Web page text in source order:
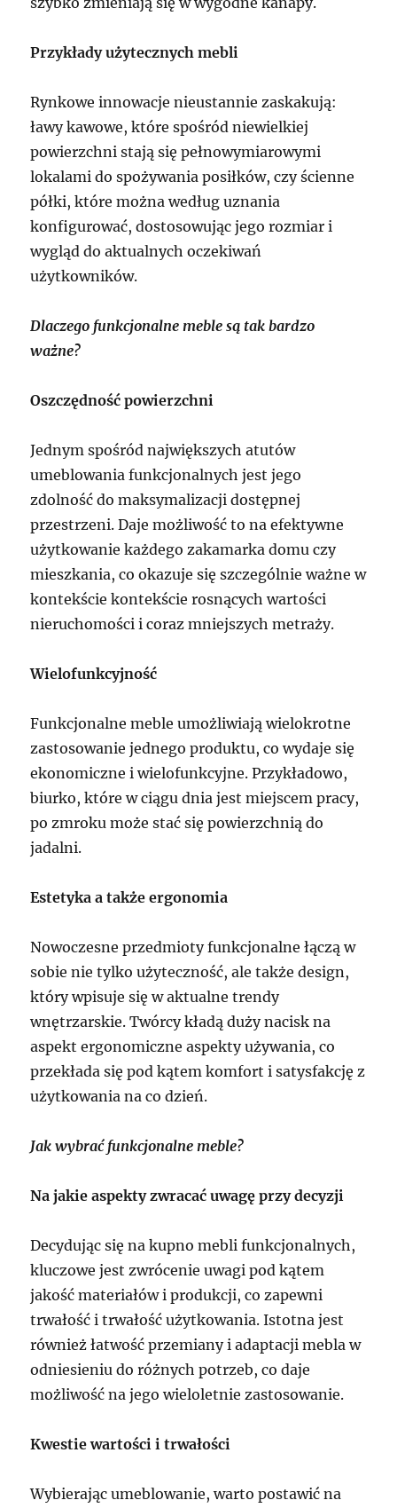
Przykłady użytecznych mebli
Rynkowe innowacje nieustannie zaskakują:
ławy kawowe, które spośród niewielkiej
powierzchni stają się pełnowymiarowymi
lokalami do spożywania posiłków, czy ścienne
półki, które można według uznania
konfigurować, dostosowując jego rozmiar i
wygląd do aktualnych oczekiwań
użytkowników.
Dlaczego funkcjonalne meble są tak bardzo
ważne?
Oszczędność powierzchni
Jednym spośród największych atutów
umeblowania funkcjonalnych jest jego
zdolność do maksymalizacji dostępnej
przestrzeni. Daje możliwość to na efektywne
użytkowanie każdego zakamarka domu czy
mieszkania, co okazuje się szczególnie ważne w
kontekście kontekście rosnących wartości
nieruchomości i coraz mniejszych metraży.
Wielofunkcyjność
Funkcjonalne meble umożliwiają wielokrotne
zastosowanie jednego produktu, co wydaje się
ekonomiczne i wielofunkcyjne. Przykładowo,
biurko, które w ciągu dnia jest miejscem pracy,
po zmroku może stać się powierzchnią do
jadalni.
Estetyka a także ergonomia
Nowoczesne przedmioty funkcjonalne łączą w
sobie nie tylko użyteczność, ale także design,
który wpisuje się w aktualne trendy
wnętrzarskie. Twórcy kładą duży nacisk na
aspekt ergonomiczne aspekty używania, co
przekłada się pod kątem komfort i satysfakcję z
użytkowania na co dzień.
Jak wybrać funkcjonalne meble?
Na jakie aspekty zwracać uwagę przy decyzji
Decydując się na kupno mebli funkcjonalnych,
kluczowe jest zwrócenie uwagi pod kątem
jakość materiałów i produkcji, co zapewni
trwałość i trwałość użytkowania. Istotna jest
również łatwość przemiany i adaptacji mebla w
odniesieniu do różnych potrzeb, co daje
możliwość na jego wieloletnie zastosowanie.
Kwestie wartości i trwałości
Wybierając umeblowanie, warto postawić na